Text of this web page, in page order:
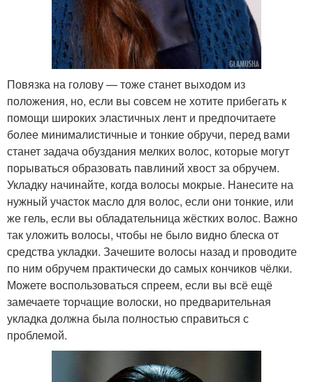
Повязка на голову — тоже станет выходом из
положения, но, если вы совсем не хотите прибегать к
помощи широких эластичных лент и предпочитаете
более минималистичные и тонкие обручи, перед вами
станет задача обуздания мелких волос, которые могут
порываться образовать павлиний хвост за обручем.
Укладку начинайте, когда волосы мокрые. Нанесите на
нужный участок масло для волос, если они тонкие, или
же гель, если вы обладательница жёстких волос. Важно
так уложить волосы, чтобы не было видно блеска от
средства укладки. Зачешите волосы назад и проводите
по ним обручем практически до самых кончиков чёлки.
Можете воспользоваться спреем, если вы всё ещё
замечаете торчащие волоски, но предварительная
укладка должна была полностью справиться с
проблемой.